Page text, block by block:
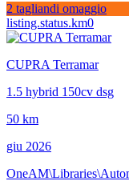
2 tagliandi omaggio
listing.status.km0
CUPRA Terramar
1.5 hybrid 150cv dsg
50 km
giu 2026